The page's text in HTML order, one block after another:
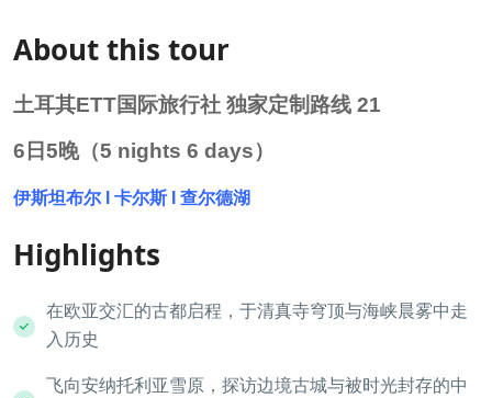
About this tour
土耳其ETT国际旅行社 独家定制路线 21
6日5晚（5 nights 6 days）
伊斯坦布尔 I 卡尔斯 I 查尔德湖
Highlights
在欧亚交汇的古都启程，于清真寺穹顶与海峡晨雾中走
入历史
飞向安纳托利亚雪原，探访边境古城与被时光封存的中